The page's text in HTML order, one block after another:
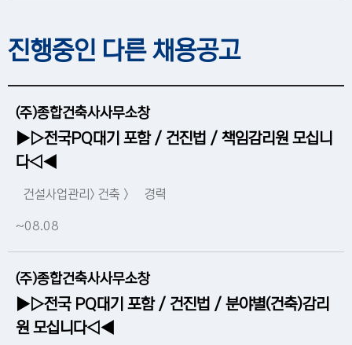
진행중인 다른 채용공고
(주)종합건축사사무소창
▶▷전국PQ대기 포함 / 건진법 / 책임감리원 모십니
다◁◀
건설사업관리> 건축 > 경력
~08.08
(주)종합건축사사무소창
▶▷전국 PQ대기 포함 / 건진법 / 분야별(건축)감리
원 모십니다◁◀